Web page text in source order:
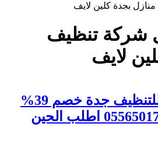
بجدة كلين لايف
شركة تنظيف
لايف
شركة كلين لايف للتنظيف جدة خصم 39%
لفترة محدودة 0556501701 اطلب الحين